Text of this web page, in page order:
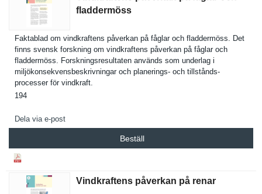
fladdermöss
Faktablad om vindkrafte­ns påverkan på fåglar och fladdermös­s. Det
finns svensk forskning om vindkrafte­ns påverkan på fåglar och
fladdermös­s. Forsknings­resultaten används som underlag i
miljökonse­kvensbeskr­ivningar och planerings- och tillstånds­
processer för vindkraft.
194
Dela via e-post
Beställ
Vindkraftens påverkan på renar